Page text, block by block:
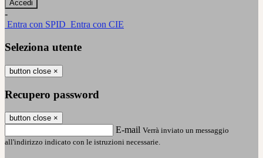
-
Entra con SPID Entra con CIE
Seleziona utente
button close ×
Recupero password
button close ×
E-mail Verrà inviato un messaggio
all'indirizzo indicato con le istruzioni necessarie.